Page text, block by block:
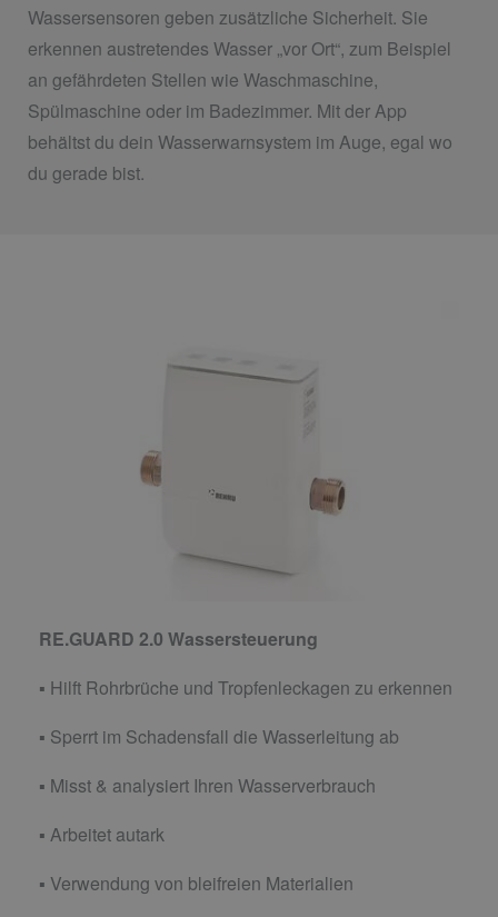
Wassersensoren geben zusätzliche Sicherheit. Sie
erkennen austretendes Wasser „vor Ort“, zum Beispiel
an gefährdeten Stellen wie Waschmaschine,
Spülmaschine oder im Badezimmer. Mit der App
behältst du dein Wasserwarnsystem im Auge, egal wo
du gerade bist.
RE.GUARD 2.0 Wassersteuerung
▪ Hilft Rohrbrüche und Tropfenleckagen zu erkennen
▪ Sperrt im Schadensfall die Wasserleitung ab
▪ Misst & analysiert Ihren Wasserverbrauch
▪ Arbeitet autark
▪ Verwendung von bleifreien Materialien